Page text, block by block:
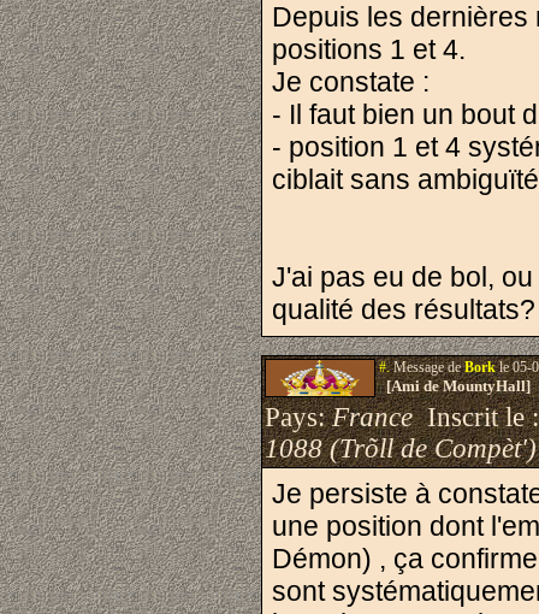
Depuis les dernières
positions 1 et 4.
Je constate :
- Il faut bien un bout
- position 1 et 4
ciblait sans
J'ai pas eu de bol,
qualité des résultats?
#.Message deBorkle 05-
[Ami de MountyHall]
Pays:FranceInscrit le
1088 (Trõll de Compèt')
Je persiste à
une position dont
Démon) , ça
sont